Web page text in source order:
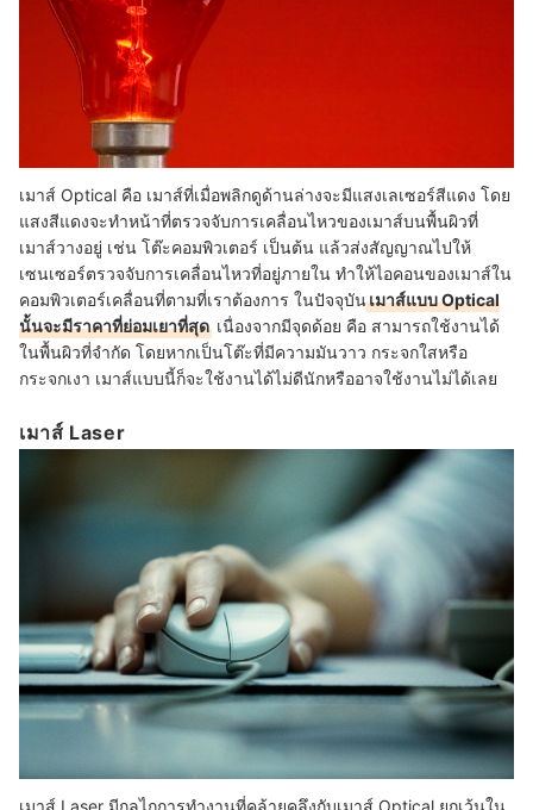
เมาส์ Optical คือ เมาส์ที่เมื่อพลิกดูด้านล่างจะมีแสงเลเซอร์สีแดง โดย
แสงสีแดงจะทำหน้าที่ตรวจจับการเคลื่อนไหวของเมาส์บนพื้นผิวที่
เมาส์วางอยู่ เช่น โต๊ะคอมพิวเตอร์ เป็นต้น แล้วส่งสัญญาณไปให้
เซนเซอร์ตรวจจับการเคลื่อนไหวที่อยู่ภายใน ทำให้ไอคอนของเมาส์ใน
คอมพิวเตอร์เคลื่อนที่ตามที่เราต้องการ ในปัจจุบันเมาส์แบบ Optical
นั้นจะมีราคาที่ย่อมเยาที่สุด เนื่องจากมีจุดด้อย คือ สามารถใช้งานได้
ในพื้นผิวที่จำกัด โดยหากเป็นโต๊ะที่มีความมันวาว กระจกใสหรือ
กระจกเงา เมาส์แบบนี้ก็จะใช้งานได้ไม่ดีนักหรืออาจใช้งานไม่ได้เลย
เมาส์ Laser
เมาส์ Laser มีกลไกการทำงานที่คล้ายคลึงกับเมาส์ Optical ยกเว้นใน